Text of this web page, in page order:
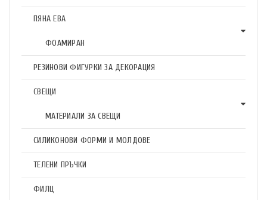
ПЯНА ЕВА
ФОАМИРАН
РЕЗИНОВИ ФИГУРКИ ЗА ДЕКОРАЦИЯ
СВЕЩИ
МАТЕРИАЛИ ЗА СВЕЩИ
СИЛИКОНОВИ ФОРМИ И МОЛДОВЕ
ТЕЛЕНИ ПРЪЧКИ
ФИЛЦ